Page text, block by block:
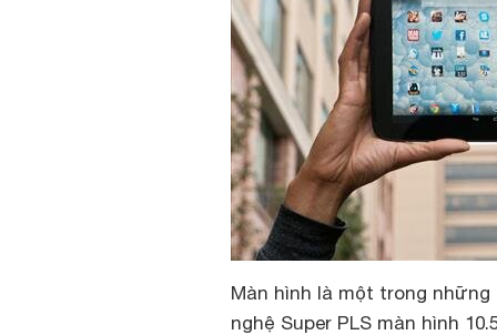
Màn hình là một trong
nghệ Super PLS màn hình